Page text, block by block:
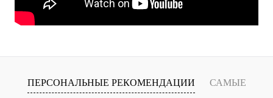
ПЕРСОНАЛЬНЫЕ РЕКОМЕНДАЦИИ САМЫЕ